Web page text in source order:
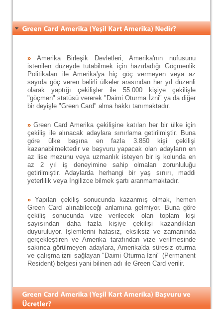
»
Amerika Birleşik Devletleri, Amerika'nın nüfusunu
istenilen düzeyde tutabilmek için hazırladığı Göçmenlik
Politikaları ile Amerika'ya hiç göç vermeyen veya az
sayıda göç veren belirli ülkeler arasından her yıl düzenli
olarak yaptığı çekilişler ile 55.000 kişiye çekilişle
"göçmen" statüsü vererek "Daimi Oturma İzni" ya da diğer
bir deyişle "Green Card" alma hakkı tanımaktadır.
» Green Card Amerika çekilişine katılan her bir ülke için
çekiliş ile alınacak adaylara sınırlama getirilmiştir. Buna
göre ülke başına en fazla 3.850 kişi çekilişi
kazanabilmektedir ve başvuru yapacak olan adayların en
az lise mezunu veya uzmanlık isteyen bir iş kolunda en
az 2 yıl iş deneyimine sahip olmaları zorunluluğu
getirilmiştir. Adaylarda herhangi bir yaş sınırı, maddi
yeterlilik veya İngilizce bilmek şartı aranmamaktadır.
» Yapılan çekiliş sonucunda kazanmış olmak, hemen
Green Card alınabileceği anlamına gelmiyor. Buna göre
çekiliş sonucunda vize verilecek olan toplam kişi
sayısından daha fazla kişiye çekilişi kazandıkları
duyuruluyor. İşlemlerini hatasız, eksiksiz ve zamanında
gerçekleştiren ve Amerika tarafından vize verilmesinde
sakınca görülmeyen adaylara, Amerika'da süresiz oturma
ve çalışma izni sağlayan "Daimi Oturma İzni" (Permanent
Resident) belgesi yani bilinen adı ile Green Card verilir.